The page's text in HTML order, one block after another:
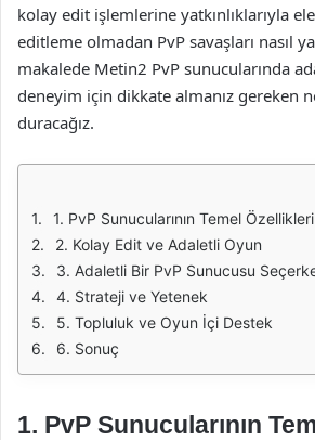
kolay edit işlemlerine yatkınlıklarıyla
editleme olmadan PvP savaşları nasıl
makalede Metin2 PvP sunucularında
deneyim için dikkate almanız gereken
duracağız.
1. PvP Sunucularının Temel Özellikleri
2. Kolay Edit ve Adaletli Oyun
3. Adaletli Bir PvP Sunucusu Seçerken
4. Strateji ve Yetenek
5. Topluluk ve Oyun İçi Destek
6. Sonuç
1. PvP Sunucularının